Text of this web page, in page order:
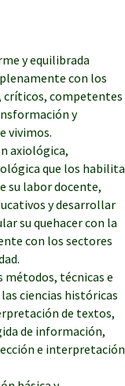
y equilibrada
con los
críticos, competentes
y
vivimos.
axiológica,
que los habilita
su labor docente,
y desarrollar
su quehacer con la
con los sectores
técnicas e
ciencias históricas
de textos,
de información,
e interpretación